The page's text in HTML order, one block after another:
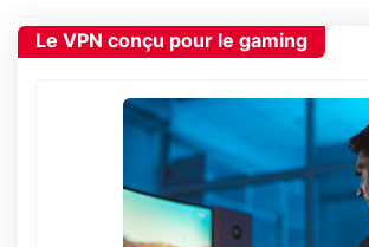
Le VPN conçu pour le gaming